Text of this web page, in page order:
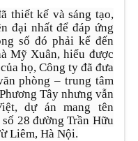
thiết kế và sáng tạo,
đại nhất để đáp ứng
số đó phải kể đến
Mỹ Xuân, hiểu được
họ, Công ty đã đưa
phòng – trung tâm
Tây nhưng vẫn
dự án mang tên
28 đường Trần Hữu
Liêm, Hà Nội.